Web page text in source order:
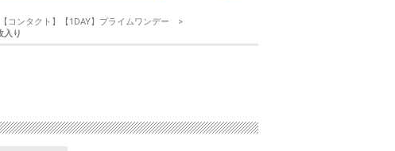
【コンタクト】【1DAY】プライムワンデー
入り